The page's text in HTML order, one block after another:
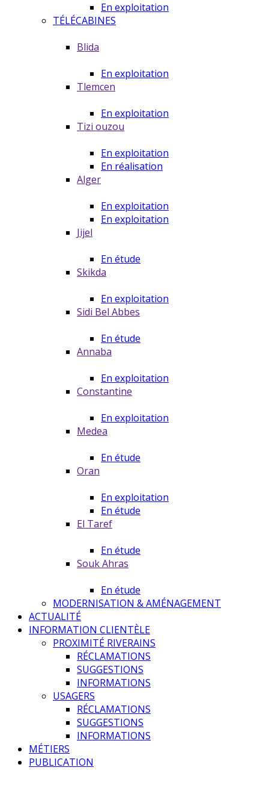
En exploitation
TÉLÉCABINES
Blida
En exploitation
Tlemcen
En exploitation
Tizi ouzou
En exploitation
En réalisation
Alger
En exploitation
En exploitation
Jijel
En étude
Skikda
En exploitation
Sidi Bel Abbes
En étude
Annaba
En exploitation
Constantine
En exploitation
Medea
En étude
Oran
En exploitation
En étude
El Taref
En étude
Souk Ahras
En étude
MODERNISATION & AMÉNAGEMENT
ACTUALITÉ
INFORMATION CLIENTÈLE
PROXIMITÉ RIVERAINS
RÉCLAMATIONS
SUGGESTIONS
INFORMATIONS
USAGERS
RÉCLAMATIONS
SUGGESTIONS
INFORMATIONS
MÉTIERS
PUBLICATION